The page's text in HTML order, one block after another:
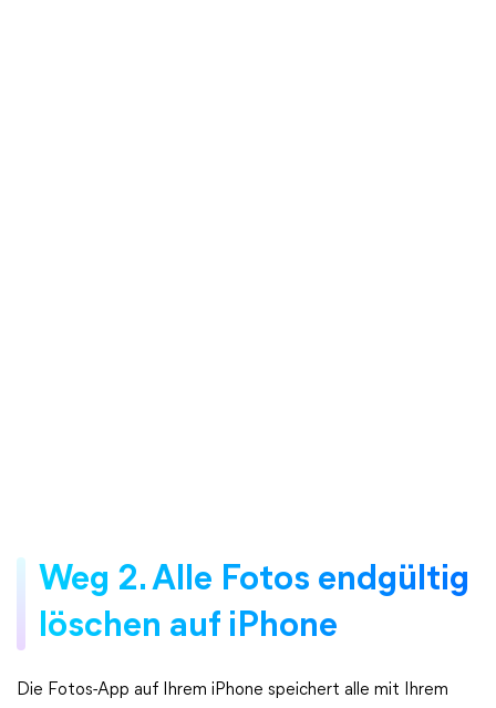
Weg 2. Alle Fotos endgültig
löschen auf iPhone
Die Fotos-App auf Ihrem iPhone speichert alle mit Ihrem